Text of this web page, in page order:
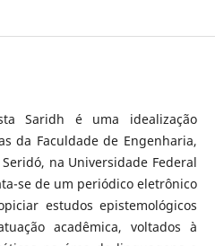
Saridh é uma idealização
da Faculdade de Engenharia,
na Universidade Federal
se de um periódico eletrônico
estudos epistemológicos
acadêmica, voltados à